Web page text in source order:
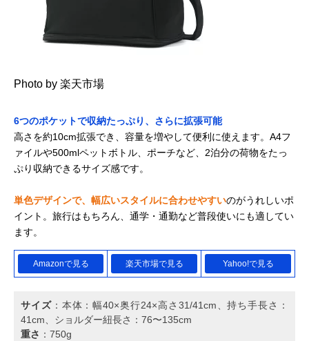
Photo by 楽天市場
6つのポケットで収納たっぷり、さらに拡張可能
高さを約10cm拡張でき、容量を増やして便利に使えます。A4フ
ァイルや500mlペットボトル、ポーチなど、2泊分の荷物をたっ
ぷり収納できるサイズ感です。
単色デザインで、幅広いスタイルに合わせやすいのがうれしいポ
イント。旅行はもちろん、通学・通勤など普段使いにも適してい
ます。
Amazonで見る 楽天市場で見る Yahoo!で見る
サイズ：本体：幅40×奥行24×高さ31/41cm、持ち手長さ：
41cm、ショルダー紐長さ：76〜135cm
重さ ：750g